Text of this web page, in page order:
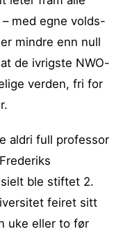
med egne volds-
mindre enn null
de ivrigste NWO-
verden, fri for
aldri full professor
ble stiftet 2.
feiret sitt
uke eller to før